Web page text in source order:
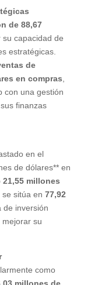
de 88,67
su capacidad de
estratégicas.
de
en compras
con una gestión
finanzas
en el
de dólares** en
21,55 millones
se sitúa en 77,92
de inversión
su
como
millones de